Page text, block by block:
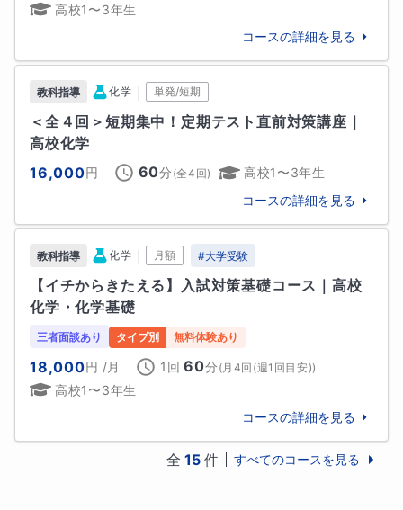
夫！ 大切なのは、問い続けることです。
どう向き合うか」は非常に大切な経験です。私は研究
者として、日々「まだ誰も知らない問い」に向き合っ
ていますが、その姿勢は中高生の学びにも通じるもの
だと感じています。答えを急がず、「考える力」を育
てることが、今後どの分野に進んでも必要とされる力
だと思います。つまずきや苦手意識にも丁寧に寄り添
い、長期的に自信と学力の土台を築けるようサポート
いたします。
趣味
植物の細胞壁に関する研究をしています。新しい
「なぜ？」に出会うのが楽しいです。
作まで幅広く楽しんでいます。
高校1〜3年生
コースの詳細を見る
教科指導 化学 単発/短期
＜全４回＞短期集中！定期テスト直前対策講座｜
高校化学
16,000円 60分 (全4 回)
高校1〜3年生
コースの詳細を見る
教科指導 化学 月額 #大学受験
【イチからきたえる】入試対策基礎コース｜高校
化学・化学基礎
三者面談あり タイプ別 無料体験あり
18,000円 /月 1回 60分 ( 月4回(週1回目安))
高校1〜3年生
コースの詳細を見る
全 15 件 すべてのコースを見る